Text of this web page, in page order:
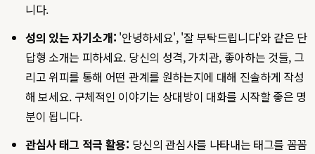
니다.
성의 있는 자기소개: '안녕하세요', '잘 부탁드립니다'와 같은 단
답형 소개는 피하세요. 당신의 성격, 가치관, 좋아하는 것들, 그
리고 위피를 통해 어떤 관계를 원하는지에 대해 진솔하게 작성
해 보세요. 구체적인 이야기는 상대방이 대화를 시작할 좋은 명
분이 됩니다.
관심사 태그 적극 활용: 당신의 관심사를 나타내는 태그를 꼼꼼